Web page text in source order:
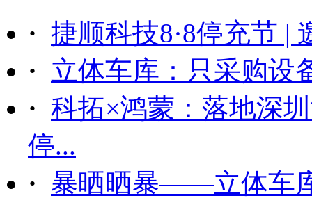
· 捷顺科技8·8停充节 |
· 立体车库：只采购设
· 科拓×鸿蒙：落地深
停...
· 暴晒晒暴——立体车